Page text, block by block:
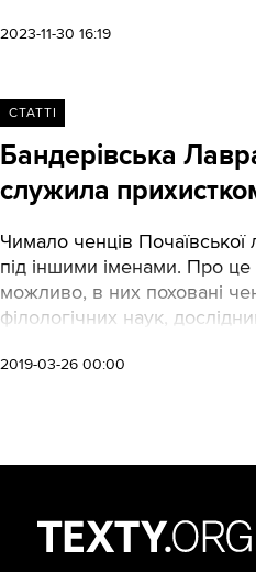
2023-11-30 16:19
СТАТТІ
Бандерівська
служила
Чимало ченців Почаївської
під іншими іменами. Про
можливо, в них поховані
філологічних наук,
2019-03-26 00:00